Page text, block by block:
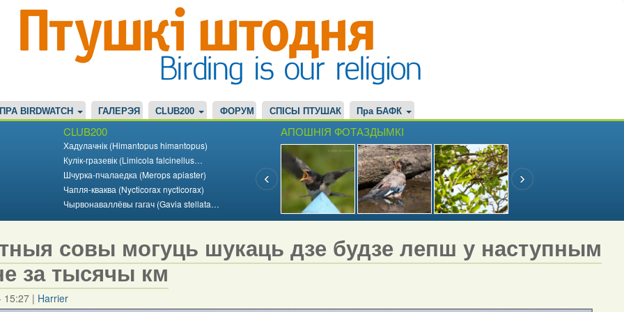
ПРА BIRDWATCH ГАЛЕРЭЯ CLUB200 ФОРУМ СПІСЫ ПТУШАК Пра БАФК
CLUB200
Хадулачнік (Himantopus himantopus)
Кулік-гразевік (Limicola falcinellus…
Шчурка-пчалаедка (Merops apiaster)
Чапля-кваква (Nycticorax nycticorax)
Чырвонаваллёвы гагач (Gavia stellata…
АПОШНІЯ ФОТАЗДЫМКІ
совы могуць шукаць дзе будзе лепш у наступным
за тысячы км
15:27 | Harrier